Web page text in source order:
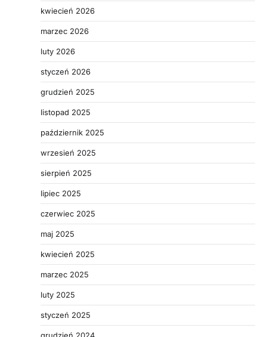
kwiecień 2026
marzec 2026
luty 2026
styczeń 2026
grudzień 2025
listopad 2025
październik 2025
wrzesień 2025
sierpień 2025
lipiec 2025
czerwiec 2025
maj 2025
kwiecień 2025
marzec 2025
luty 2025
styczeń 2025